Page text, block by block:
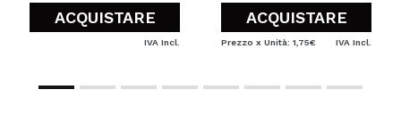
ACQUISTARE
IVA Incl.
ACQUISTARE
Prezzo x Unità: 1,75€ IVA Incl.